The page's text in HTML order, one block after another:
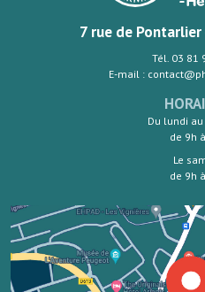
7 rue de
Tél. 03 81
E-mail :
Du lundi
de 9h
Le
de 9h